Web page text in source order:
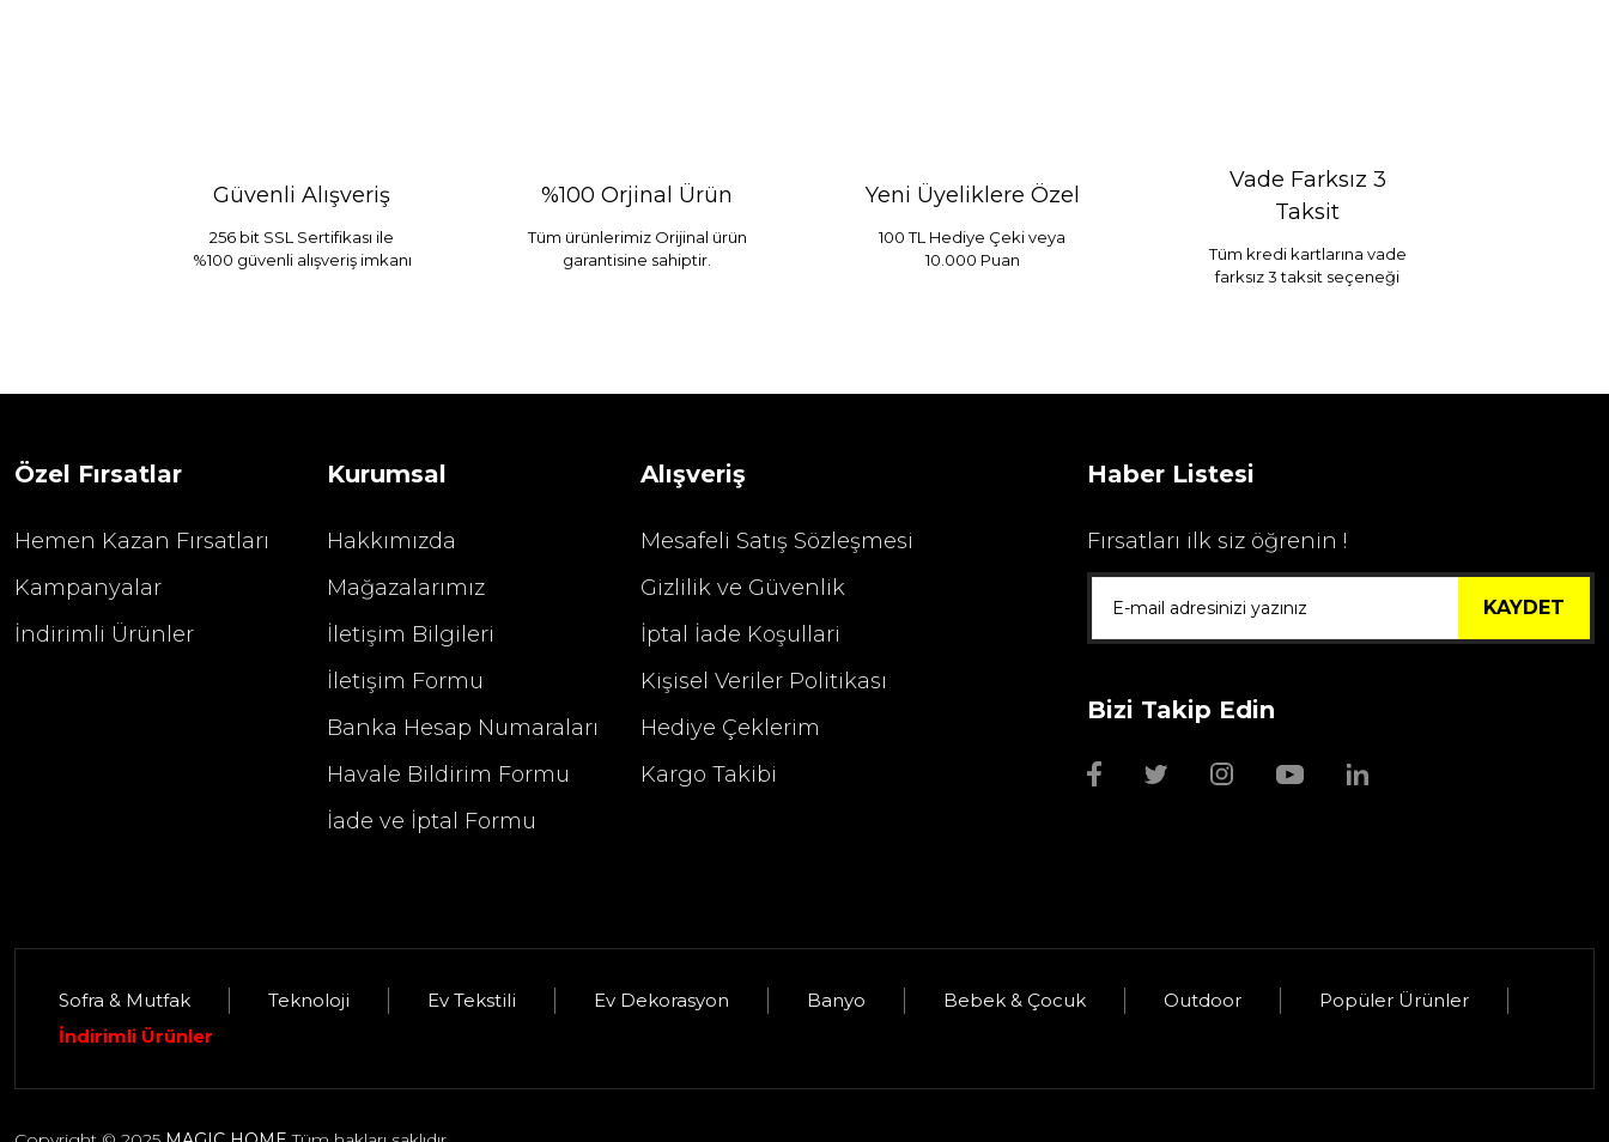
2.400,00 TL 1.680,00 TL
Selim Dekor Elise 13x18 Çerçeve Gümüş Selim Dekor Altıgen Aynalı Tepsi Vizon
Wmf Bıçak Bileyi
Güvenli Alışveriş
256 bit SSL Sertifikası ile
%100 güvenli alışveriş imkanı
%100 Orjinal Ürün
Tüm ürünlerimiz Orijinal ürün
garantisine sahiptir.
Yeni Üyeliklere Özel
100 TL Hediye Çeki veya
10.000 Puan
Vade Farksız 3
Taksit
Tüm kredi kartlarına vade
farksız 3 taksit seçeneği
Özel Fırsatlar
Hemen Kazan Fırsatları
Kampanyalar
İndirimli Ürünler
Kurumsal
Hakkımızda
Mağazalarımız
İletişim Bilgileri
İletişim Formu
Banka Hesap Numaraları
Havale Bildirim Formu
İade ve İptal Formu
Alışveriş
Mesafeli Satış Sözleşmesi
Gizlilik ve Güvenlik
İptal İade Koşullari
Kişisel Veriler Politikası
Hediye Çeklerim
Kargo Takibi
Haber Listesi
Fırsatları ilk siz öğrenin !
KAYDET
Bizi Takip Edin
Sofra & Mutfak Teknoloji Ev Tekstili Ev Dekorasyon Banyo Bebek & Çocuk Outdoor
Popüler Ürünler
İndirimli Ürünler